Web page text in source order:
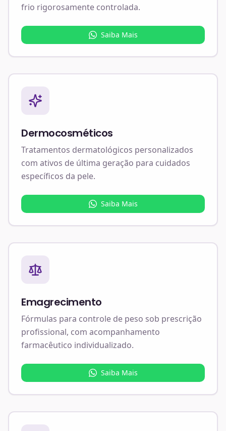
frio rigorosamente controlada.
Saiba Mais
Dermocosméticos
Tratamentos dermatológicos personalizados
com ativos de última geração para cuidados
específicos da pele.
Saiba Mais
Emagrecimento
Fórmulas para controle de peso sob prescrição
profissional, com acompanhamento
farmacêutico individualizado.
Saiba Mais